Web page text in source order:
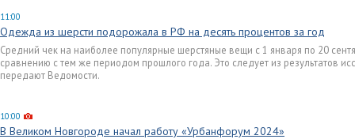
11:00
Одежда из шерсти подорожала в РФ на десять процентов за год
Средний чек на наиболее популярные шерстяные вещи с 1 января по 20
сравнению с тем же периодом прошлого года. Это следует из результатов
передают Ведомости.
10:00
В Великом Новгороде начал работу «Урбанфорум 2024»